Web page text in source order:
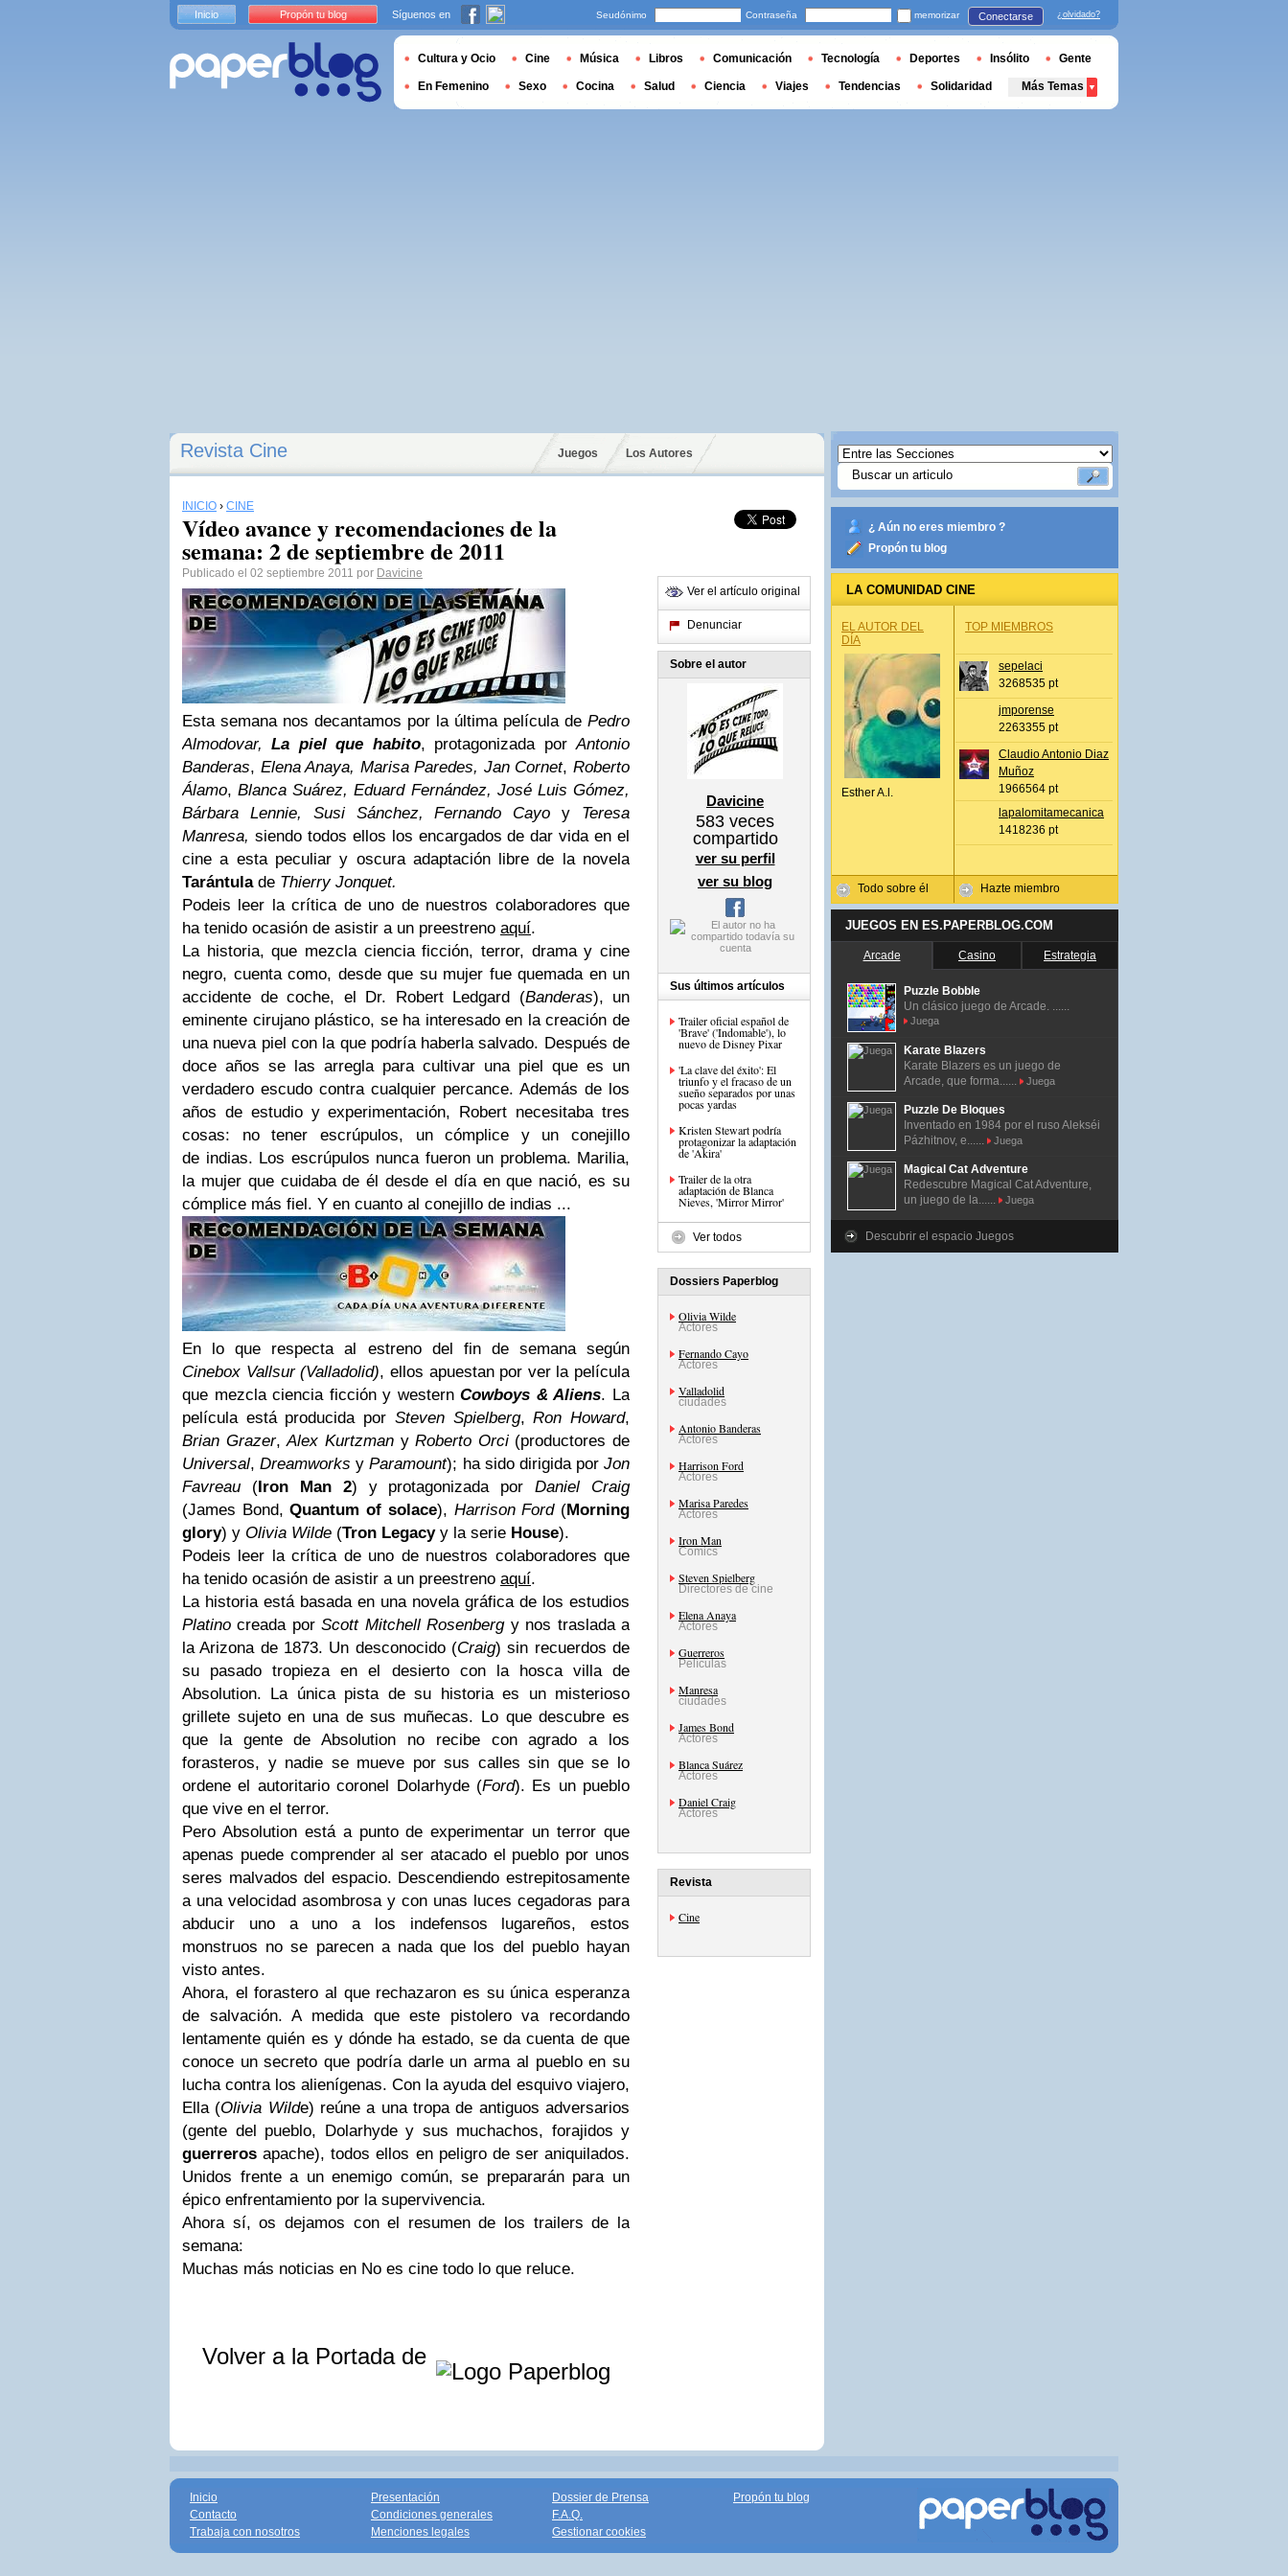
Revista Cine Juegos Los Autores
INICIO › CINE
Vídeo avance y recomendaciones de la
semana: 2 de septiembre de 2011
Publicado el 02 septiembre 2011 por Davicine
Esta semana nos decantamos por la última película de Pedro
Almodovar, La piel que habito, protagonizada porAntonio
Banderas, Elena Anaya, Marisa Paredes, Jan Cornet,Roberto
Álamo,Blanca Suárez, Eduard Fernández, José Luis Gómez,
Bárbara Lennie, Susi Sánchez, Fernando Cayo y Teresa
Manresa, siendo todos ellos los encargados de dar vida en el
cine a esta peculiar y oscura adaptación libre de la novela
Tarántulade Thierry Jonquet.
Podeis leer la crítica de uno de nuestros colaboradores que
ha tenido ocasión de asistir a un preestreno aquí.
La historia, que mezcla ciencia ficción, terror, drama y cine
negro, cuenta como, desde que su mujer fue quemada en un
accidente de coche, el Dr. Robert Ledgard (Banderas), un
eminente cirujano plástico, se ha interesado en la creación de
una nueva piel con la que podría haberla salvado. Después de
doce años se las arregla para cultivar una piel que es un
verdadero escudo contra cualquier percance. Además de los
años de estudio y experimentación, Robert necesitaba tres
cosas: no tener escrúpulos, un cómplice y un conejillo
de indias. Los escrúpulos nunca fueron un problema. Marilia,
la mujer que cuidaba de él desde el día en que nació, es su
cómplice más fiel. Y en cuanto al conejillo de indias ...
En lo que respecta al estreno del fin de semana según
Cinebox Vallsur (Valladolid), ellos apuestan por ver la película
que mezcla ciencia ficción y westernCowboys & Aliens. La
película está producida por Steven Spielberg,Ron Howard,
Brian Grazer,Alex KurtzmanyRoberto Orci (productores de
Universal,Dreamworks yParamount); ha sido dirigida por Jon
Favreau (Iron Man2) y protagonizada porDaniel Craig
(James Bond,Quantum of solace), Harrison Ford(Morning
glory) y Olivia Wilde (Tron Legacyy la serie House).
Podeis leer la crítica de uno de nuestros colaboradores que
ha tenido ocasión de asistir a un preestreno aquí.
La historia está basada en una novela gráfica de los estudios
Platino creada porScott Mitchell Rosenbergy nos traslada a
la Arizona de 1873. Un desconocido (Craig) sin recuerdos de
su pasado tropieza en el desierto con la hosca villa de
Absolution. La única pista de su historia es un misterioso
grillete sujeto en una de sus muñecas. Lo que descubre es
que la gente de Absolution no recibe con agrado a los
forasteros, y nadie se mueve por sus calles sin que se lo
ordene el autoritario coronel Dolarhyde (Ford). Es un pueblo
que vive en el terror.
Pero Absolution está a punto de experimentar un terror que
apenas puede comprender al ser atacado el pueblo por unos
seres malvados del espacio. Descendiendo estrepitosamente
a una velocidad asombrosa y con unas luces cegadoras para
abducir uno a uno a los indefensos lugareños, estos
monstruos no se parecen a nada que los del pueblo hayan
visto antes.
Ahora, el forastero al que rechazaron es su única esperanza
de salvación. A medida que este pistolero va recordando
lentamente quién es y dónde ha estado, se da cuenta de que
conoce un secreto que podría darle un arma al pueblo en su
lucha contra los alienígenas. Con la ayuda del esquivo viajero,
Ella (Olivia Wilde) reúne a una tropa de antiguos adversarios
(gente del pueblo, Dolarhyde y sus muchachos, forajidos y
guerreros apache), todos ellos en peligro de ser aniquilados.
Unidos frente a un enemigo común, se prepararán para un
épico enfrentamiento por la supervivencia.
Ahora sí, os dejamos con el resumen de los trailers de la
semana:
Muchas más noticias en No es cine todo lo que reluce.
Volver a la Portada de
Ver el artículo original
Denunciar
Sobre el autor
Davicine
583 veces
compartido
ver su perfil
ver su blog
Sus últimos artículos
Trailer oficial español de
'Brave' ('Indomable'), lo
nuevo de Disney Pixar
'La clave del éxito': El
triunfo y el fracaso de un
sueño separados por unas
pocas yardas
Kristen Stewart podría
protagonizar la adaptación
de 'Akira'
Trailer de la otra
adaptación de Blanca
Nieves, 'Mirror Mirror'
Ver todos
Dossiers Paperblog
Olivia Wilde
Actores
Fernando Cayo
Actores
Valladolid
ciudades
Antonio Banderas
Actores
Harrison Ford
Actores
Marisa Paredes
Actores
Iron Man
Comics
Steven Spielberg
Directores de cine
Elena Anaya
Actores
Guerreros
Películas
Manresa
ciudades
James Bond
Actores
Blanca Suárez
Actores
Daniel Craig
Actores
Revista
Cine
¿ Aún no eres miembro ?
Propón tu blog
LA COMUNIDAD CINE
EL AUTOR DEL
DÍA
Esther A.l.
Todo sobre él
TOP MIEMBROS
sepelaci
3268535 pt
jmporense
2263355 pt
Claudio Antonio Diaz
Muñoz
1966564 pt
lapalomitamecanica
1418236 pt
Hazte miembro
JUEGOS EN ES.PAPERBLOG.COM
Arcade Casino Estrategia
Puzzle Bobble
Un clásico juego de Arcade. ......
Juega
Karate Blazers
Karate Blazers es un juego de
Arcade, que forma......
Juega
Puzzle De Bloques
Inventado en 1984 por el ruso Alekséi
Pázhitnov, e......
Juega
Magical Cat Adventure
Redescubre Magical Cat Adventure,
un juego de la......
Juega
Descubrir el espacio Juegos
Inicio Propón tu blog Síguenos en Seudónimo Contraseña memorizar Conectarse ¿olvidado?
Cultura y Ocio Cine Música Libros Comunicación Tecnología Deportes Insólito Gente
En Femenino Sexo Cocina Salud Ciencia Viajes Tendencias Solidaridad Más Temas
Inicio
Contacto
Trabaja con nosotros
Presentación
Condiciones generales
Menciones legales
Dossier de Prensa
F.A.Q.
Gestionar cookies
Propón tu blog